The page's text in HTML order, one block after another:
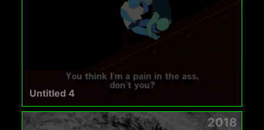
Untitled 4
2018